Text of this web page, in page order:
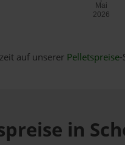
Mai
2026
auf unserer Pelletspreise-
in